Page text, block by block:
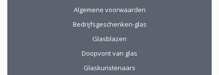
Algemene voorwaarden
Bedrijfsgeschenken-glas
Glasblazen
Doopvont van glas
Glaskunstenaars